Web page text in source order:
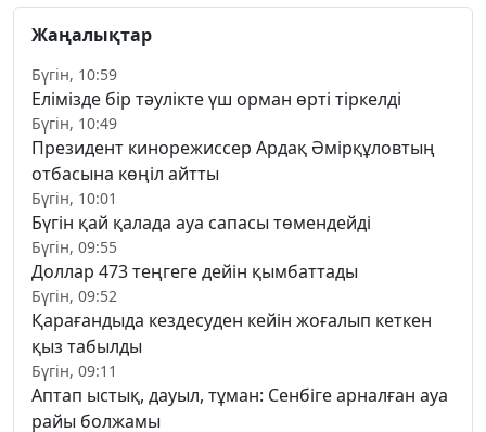
Жаңалықтар
Бүгін, 10:59
Елімізде бір тәулікте үш орман өрті тіркелді
Бүгін, 10:49
Президент кинорежиссер Ардақ Әмірқұловтың
отбасына көңіл айтты
Бүгін, 10:01
Бүгін қай қалада ауа сапасы төмендейді
Бүгін, 09:55
Доллар 473 теңгеге дейін қымбаттады
Бүгін, 09:52
Қарағандыда кездесуден кейін жоғалып кеткен
қыз табылды
Бүгін, 09:11
Аптап ыстық, дауыл, тұман: Сенбіге арналған ауа
райы болжамы